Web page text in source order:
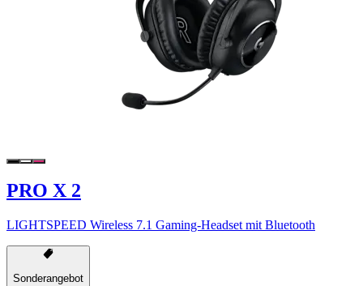
PRO X 2
LIGHTSPEED Wireless 7.1 Gaming-Headset mit Bluetooth
Sonderangebot